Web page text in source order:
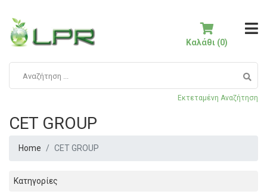
Εκτεταμένη Αναζήτηση
Καλάθι (0)
CET GROUP
Home CET GROUP
Κατηγορίες